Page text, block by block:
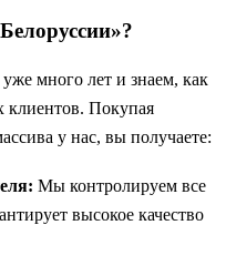
много лет и знаем, как
клиентов. Покупая
у нас, вы получаете:
Мы контролируем все
высокое качество